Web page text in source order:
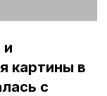
и
картины в
с